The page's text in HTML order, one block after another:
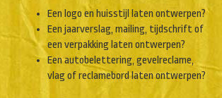
Een logo en huisstijl laten ontwerpen?
Een jaarverslag, mailing, tijdschrift of
een verpakking laten ontwerpen?
Een autobelettering, gevelreclame,
vlag of reclamebord laten ontwerpen?